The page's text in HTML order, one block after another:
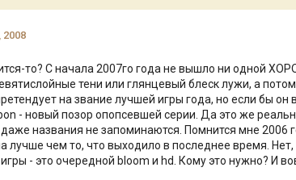
то? С начала 2007го года не вышло ни одной
тени или глянцевый блеск лужи, а
на звание лучшей игры года, но если бы он
- новый позор опопсевшей серии. Да это же
названия не запоминаются. Помнится мне 2006
лучше чем то, что выходило в последнее время.
- это очередной bloom и hd. Кому это нужно? И